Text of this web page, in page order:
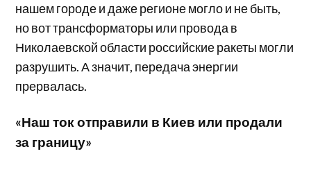
нашем городе и даже регионе могло и не быть,
но вот трансформаторы или провода в
Николаевской области российские ракеты могли
разрушить. А значит, передача энергии
прервалась.
«Наш ток отправили в Киев или продали
за границу»